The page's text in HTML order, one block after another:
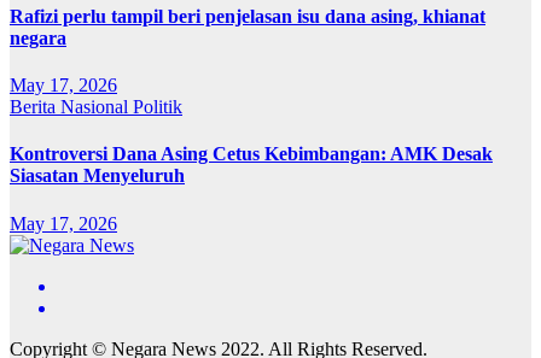
Rafizi perlu tampil beri penjelasan isu dana asing, khianat
negara
May 17, 2026
Berita Nasional Politik
Kontroversi Dana Asing Cetus Kebimbangan: AMK Desak
Siasatan Menyeluruh
May 17, 2026
Copyright © Negara News 2022. All Rights Reserved.